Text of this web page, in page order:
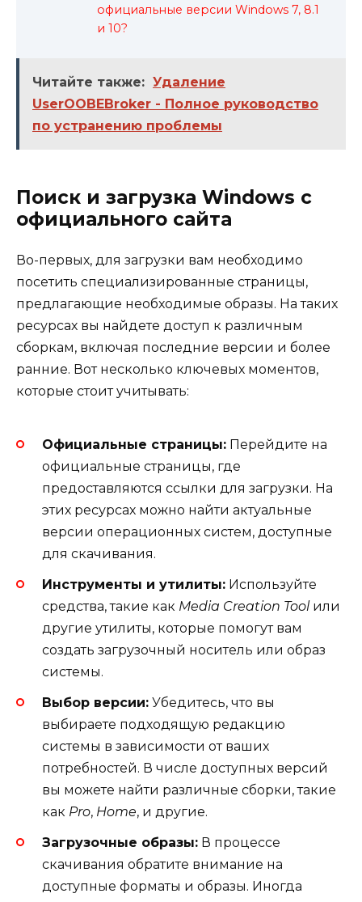
официальные версии Windows 7, 8.1
и 10?
Читайте также: Удаление
UserOOBEBroker - Полное руководство
по устранению проблемы
Поиск и загрузка Windows с
официального сайта
Во-первых, для загрузки вам необходимо
посетить специализированные страницы,
предлагающие необходимые образы. На таких
ресурсах вы найдете доступ к различным
сборкам, включая последние версии и более
ранние. Вот несколько ключевых моментов,
которые стоит учитывать:
Официальные страницы: Перейдите на
официальные страницы, где
предоставляются ссылки для загрузки. На
этих ресурсах можно найти актуальные
версии операционных систем, доступные
для скачивания.
Инструменты и утилиты: Используйте
средства, такие как Media Creation Toolили
другие утилиты, которые помогут вам
создать загрузочный носитель или образ
системы.
Выбор версии: Убедитесь, что вы
выбираете подходящую редакцию
системы в зависимости от ваших
потребностей. В числе доступных версий
вы можете найти различные сборки, такие
как Pro, Home, и другие.
Загрузочные образы: В процессе
скачивания обратите внимание на
доступные форматы и образы. Иногда